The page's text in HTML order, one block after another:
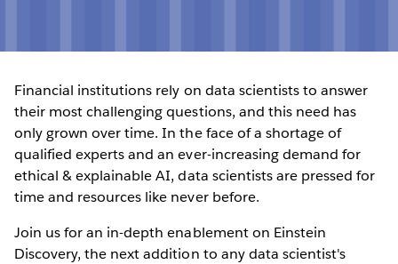
Financial institutions rely on data scientists to answer
their most challenging questions, and this need has
only grown over time. In the face of a shortage of
qualified experts and an ever-increasing demand for
ethical & explainable AI, data scientists are pressed for
time and resources like never before.
Join us for an in-depth enablement on Einstein
Discovery, the next addition to any data scientist's